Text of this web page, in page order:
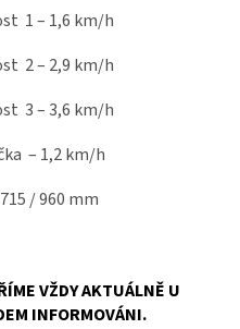
1 – 1,6 km/h
2 – 2,9 km/h
3 – 3,6 km/h
– 1,2 km/h
/ 960 mm
VŽDY AKTUÁLNĚ U
INFORMOVÁNI.